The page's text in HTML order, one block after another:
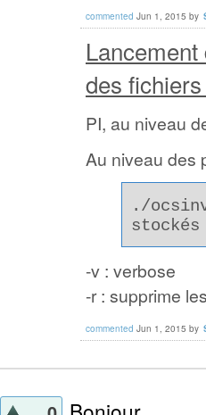
commented Jun 1, 2015 by
des
PI, au niveau
Au niveau des
./
-v : verbose
-r : supprime
commented Jun 1, 2015 by